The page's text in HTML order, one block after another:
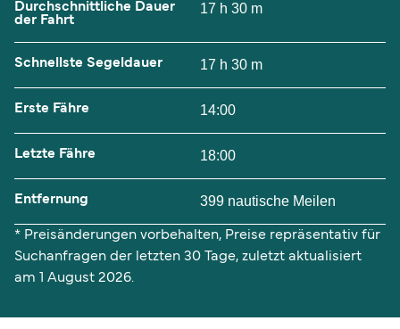
Durchschnittliche Dauer
der Fahrt
17 h 30 m
Schnellste Segeldauer 17 h 30 m
Erste Fähre 14:00
Letzte Fähre 18:00
Entfernung 399 nautische Meilen
* Preisänderungen vorbehalten, Preise repräsentativ für
Suchanfragen der letzten 30 Tage, zuletzt aktualisiert
am 1 August 2026.